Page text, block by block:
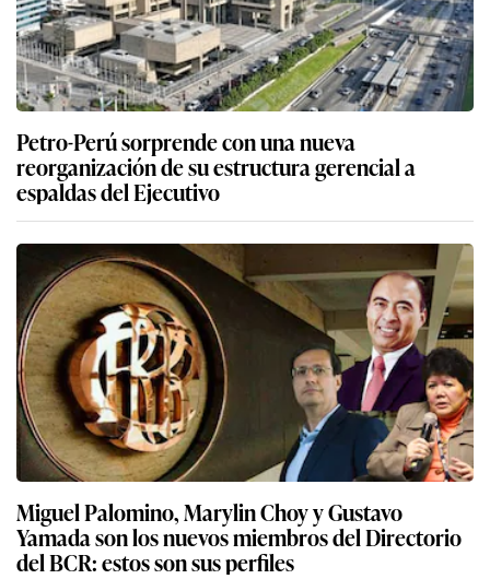
Petro-Perú sorprende con una nueva
reorganización de su estructura gerencial a
espaldas del Ejecutivo
Miguel Palomino, Marylin Choy y Gustavo
Yamada son los nuevos miembros del Directorio
del BCR: estos son sus perfiles